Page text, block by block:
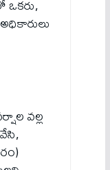
ఒకరు,
వల్ల